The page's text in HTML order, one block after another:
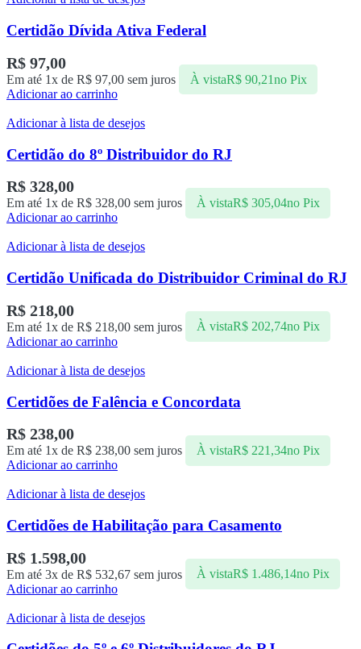
Certidão Dívida Ativa Federal
R$ 97,00
Em até 1x de R$ 97,00 sem juros À vistaR$90,21no Pix
Adicionar ao carrinho
Adicionar à lista de desejos
Certidão do 8º Distribuidor do RJ
R$ 328,00
Em até 1x de R$ 328,00 sem juros À vistaR$305,04no Pix
Adicionar ao carrinho
Adicionar à lista de desejos
Certidão Unificada do Distribuidor Criminal do RJ
R$ 218,00
Em até 1x de R$ 218,00 sem juros À vistaR$202,74no Pix
Adicionar ao carrinho
Adicionar à lista de desejos
Certidões de Falência e Concordata
R$ 238,00
Em até 1x de R$ 238,00 sem juros À vistaR$221,34no Pix
Adicionar ao carrinho
Adicionar à lista de desejos
Certidões de Habilitação para Casamento
R$ 1.598,00
Em até 3x de R$ 532,67 sem juros À vistaR$1.486,14no Pix
Adicionar ao carrinho
Adicionar à lista de desejos